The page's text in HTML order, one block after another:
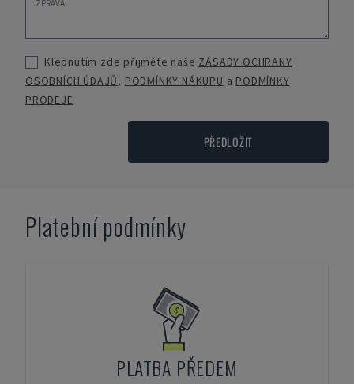
Klepnutím zde přijměte naše ZÁSADY OCHRANY
OSOBNÍCH ÚDAJŮ, PODMÍNKY NÁKUPU a PODMÍNKY
PRODEJE
PŘEDLOŽIT
Platební podmínky
PLATBA PŘEDEM